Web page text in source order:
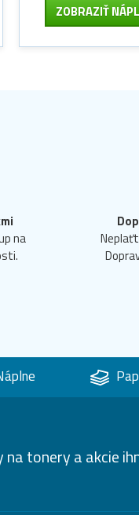
ZOBRAZIŤ
na
na tonery a akcie